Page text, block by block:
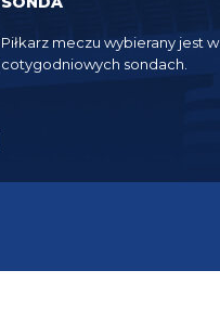
Piłkarz meczu wybierany jest w
cotygodniowych sondach.